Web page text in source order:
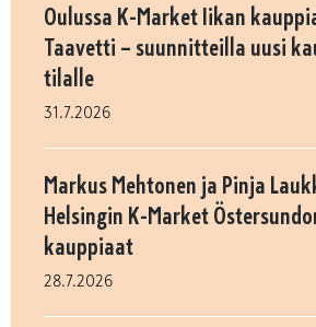
Oulussa K-Market Iikan
Taavetti – suunnitteilla uusi
tilalle
31.7.2026
Markus Mehtonen ja Pinja
Helsingin K-Market
kauppiaat
28.7.2026